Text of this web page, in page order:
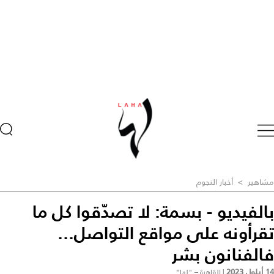
مشاهير > أخبار النجوم
بالفيديو - بسمة: لا تصدّقوا كل ما
تقرأونه على مواقع التواصل...
فالفنانون بشر